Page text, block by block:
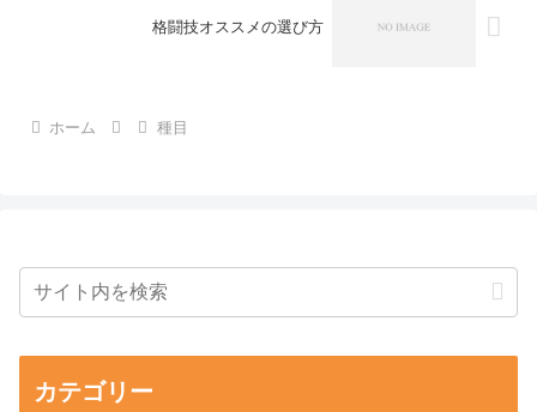
格闘技オススメの選び方
ホーム 種目
カテゴリー